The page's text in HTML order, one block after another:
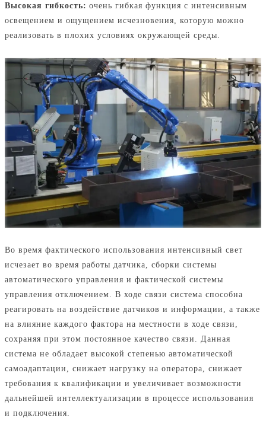
Высокая гибкость: очень гибкая функция с интенсивным
освещением и ощущением исчезновения, которую можно
реализовать в плохих условиях окружающей среды.
Во время фактического использования интенсивный свет
исчезает во время работы датчика, сборки системы
автоматического управления и фактической системы
управления отключением. В ходе связи система способна
реагировать на воздействие датчиков и информации, а также
на влияние каждого фактора на местности в ходе связи,
сохраняя при этом постоянное качество связи. Данная
система не обладает высокой степенью автоматической
самоадаптации, снижает нагрузку на оператора, снижает
требования к квалификации и увеличивает возможности
дальнейшей интеллектуализации в процессе использования
и подключения.